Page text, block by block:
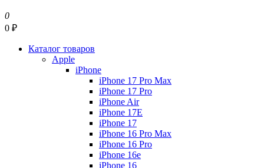
0
0 ₽
Каталог товаров
Apple
iPhone
iPhone 17 Pro Max
iPhone 17 Pro
iPhone Air
iPhone 17E
iPhone 17
iPhone 16 Pro Max
iPhone 16 Pro
iPhone 16e
iPhone 16